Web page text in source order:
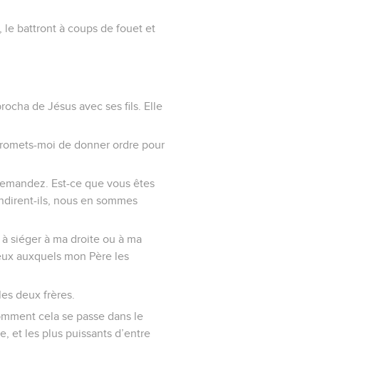
le battront à coups de fouet et
de Jésus avec ses fils. Elle
moi de donner ordre pour
Est-ce que vous êtes
ils, nous en sommes
siéger à ma droite ou à ma
auxquels mon Père les
deux frères.
cela se passe dans le
et les plus puissants d’entre